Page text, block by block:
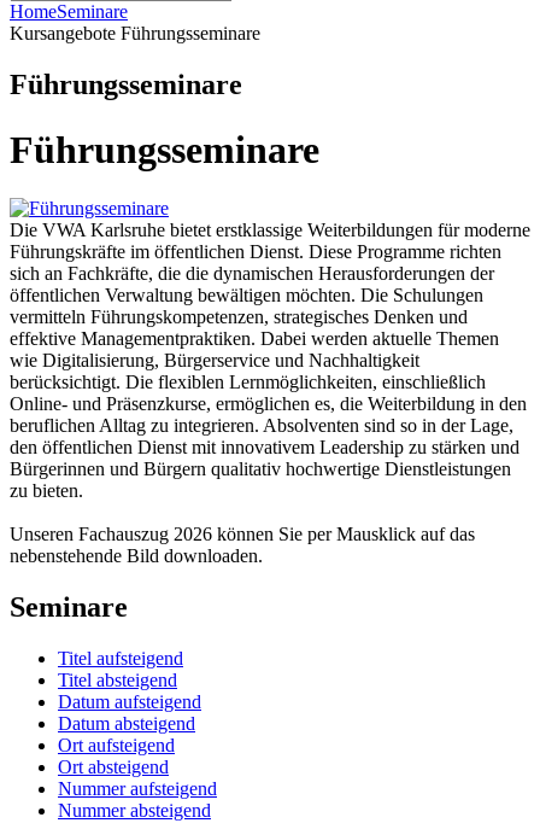
HomeSeminare
Kursangebote Führungsseminare
Führungsseminare
Führungsseminare
Die VWA Karlsruhe bietet erstklassige Weiterbildungen für moderne
Führungskräfte im öffentlichen Dienst. Diese Programme richten
sich an Fachkräfte, die die dynamischen Herausforderungen der
öffentlichen Verwaltung bewältigen möchten. Die Schulungen
vermitteln Führungskompetenzen, strategisches Denken und
effektive Managementpraktiken. Dabei werden aktuelle Themen
wie Digitalisierung, Bürgerservice und Nachhaltigkeit
berücksichtigt. Die flexiblen Lernmöglichkeiten, einschließlich
Online- und Präsenzkurse, ermöglichen es, die Weiterbildung in den
beruflichen Alltag zu integrieren. Absolventen sind so in der Lage,
den öffentlichen Dienst mit innovativem Leadership zu stärken und
Bürgerinnen und Bürgern qualitativ hochwertige Dienstleistungen
zu bieten.
Unseren Fachauszug 2026 können Sie per Mausklick auf das
nebenstehende Bild downloaden.
Seminare
Titel aufsteigend
Titel absteigend
Datum aufsteigend
Datum absteigend
Ort aufsteigend
Ort absteigend
Nummer aufsteigend
Nummer absteigend